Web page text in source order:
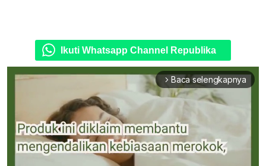
Ikuti Whatsapp Channel Republika
arrow_forward_ios Baca selengkapnya